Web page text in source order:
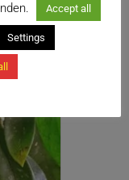
Accept all
Settings